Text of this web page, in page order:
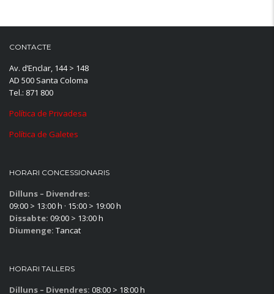
CONTACTE
Av. d’Enclar, 144 > 148
AD 500 Santa Coloma
Tel.: 871 800
Política de Privadesa
Política de Galetes
HORARI CONCESSIONARIS
Dilluns – Divendres:
09:00 > 13:00 h · 15:00 > 19:00 h
Dissabte: 09:00 > 13:00 h
Diumenge: Tancat
HORARI TALLERS
Dilluns – Divendres: 08:00 > 18:00 h